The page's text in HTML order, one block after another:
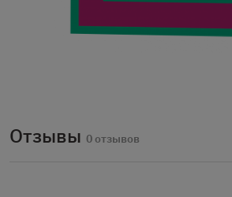
Отзывы 0 отзывов